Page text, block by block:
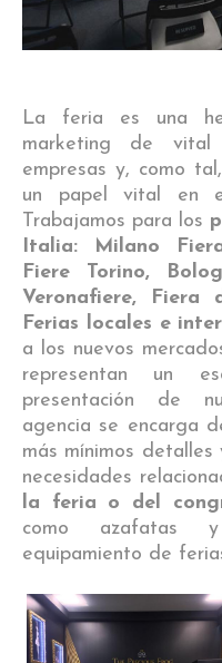
La feria es una
marketing de vital
empresas y, como
un papel vital en el
Trabajamos para los
Italia: Milano
Fiere Torino,
Veronafiere, Fiera
Ferias locales e
a los nuevos
representan un
presentación de
agencia se encarga
más mínimos
necesidades
la feria o del
como azafatas
equipamiento de